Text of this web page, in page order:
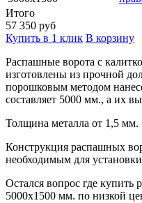
Итого
57 350 руб
Купить в 1 клик В корзину
Распашные ворота с
изготовлены из прочной
порошковым методом
составляет 5000 мм., а их
Толщина металла от 1,5 мм.
Конструкция распашных
необходимым для
Остался вопрос где купить
5000x1500 мм. по низкой